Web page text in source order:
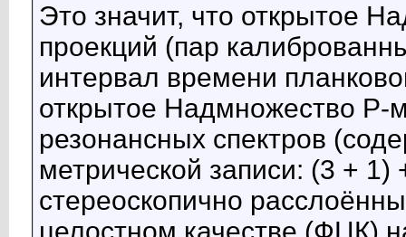
Это значит, что открытое
проекций (пар
интервал времени
открытое Надмножество Р-
резонансных спектров
метрической записи: (3 + 1)
стереоскопично